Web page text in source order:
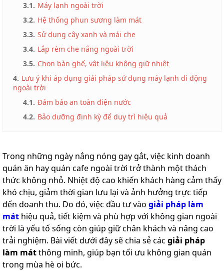
3.1. Máy lạnh ngoài trời
3.2. Hệ thống phun sương làm mát
3.3. Sử dụng cây xanh và mái che
3.4. Lắp rèm che nắng ngoài trời
3.5. Chọn bàn ghế, vật liệu không giữ nhiệt
4. Lưu ý khi áp dụng giải pháp sử dụng máy lạnh di động
ngoài trời
4.1. Đảm bảo an toàn điện nước
4.2. Bảo dưỡng định kỳ để duy trì hiệu quả
Trong những ngày nắng nóng gay gắt, việc kinh doanh
quán ăn hay quán cafe ngoài trời trở thành một thách
thức không nhỏ. Nhiệt độ cao khiến khách hàng cảm thấy
khó chịu, giảm thời gian lưu lại và ảnh hưởng trực tiếp
đến doanh thu. Do đó, việc đầu tư vào giải pháp làm
mát hiệu quả, tiết kiệm và phù hợp với không gian ngoài
trời là yếu tố sống còn giúp giữ chân khách và nâng cao
trải nghiệm. Bài viết dưới đây sẽ chia sẻ các giải pháp
làm mátthông minh, giúp bạn tối ưu không gian quán
trong mùa hè oi bức.